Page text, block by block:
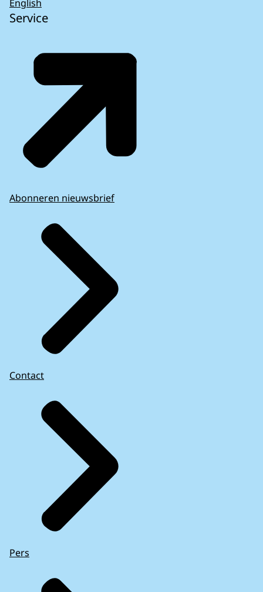
English
Service
Abonneren nieuwsbrief
Contact
Pers